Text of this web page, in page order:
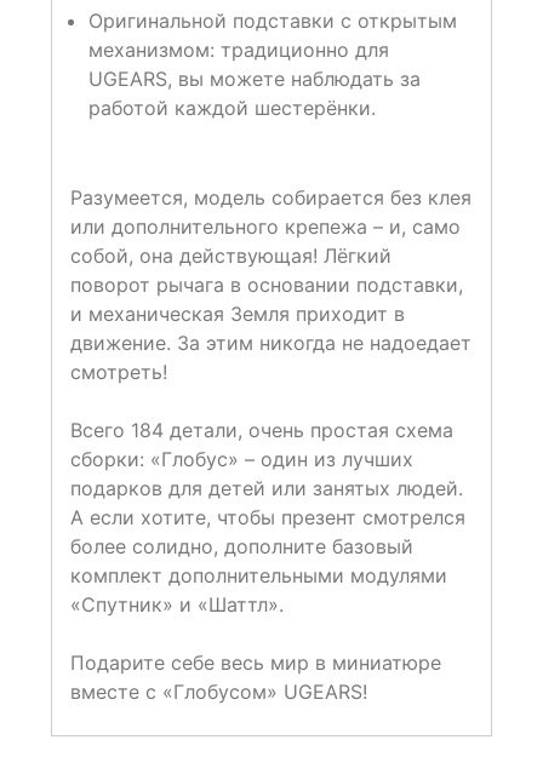
Оригинальной подставки с открытым
механизмом: традиционно для
UGEARS, вы можете наблюдать за
работой каждой шестерёнки.
Разумеется, модель собирается без клея
или дополнительного крепежа – и, само
собой, она действующая! Лёгкий
поворот рычага в основании подставки,
и механическая Земля приходит в
движение. За этим никогда не надоедает
смотреть!
Всего 184 детали, очень простая схема
сборки: «Глобус» – один из лучших
подарков для детей или занятых людей.
А если хотите, чтобы презент смотрелся
более солидно, дополните базовый
комплект дополнительными модулями
«Спутник» и «Шаттл».
Подарите себе весь мир в миниатюре
вместе с «Глобусом» UGEARS!